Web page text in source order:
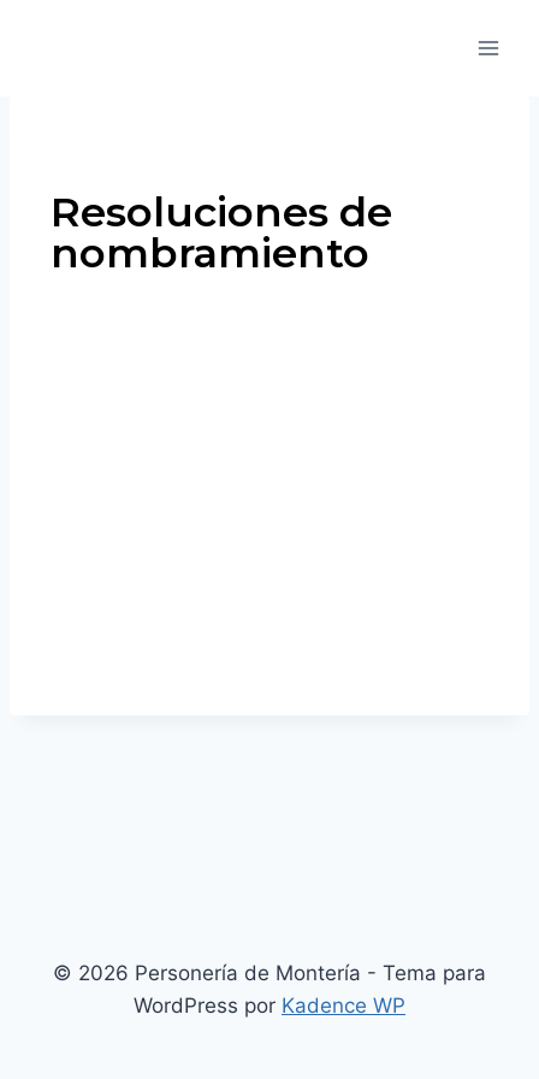
Resoluciones de
nombramiento
© 2026 Personería de Montería - Tema para
WordPress por Kadence WP